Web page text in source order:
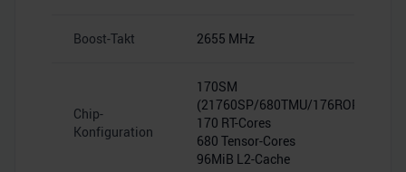
Boost-Takt 2655 MHz
Chip-
Konfiguration
170SM
(21760SP/680TMU/176ROP)
170 RT-Cores
680 Tensor-Cores
96MiB L2-Cache